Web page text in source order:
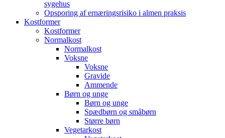
sygehus
Opsporing af ernæringsrisiko i almen praksis
Kostformer
Kostformer
Normalkost
Normalkost
Voksne
Voksne
Gravide
Ammende
Børn og unge
Børn og unge
Spædbørn og småbørn
Større børn
Vegetarkost